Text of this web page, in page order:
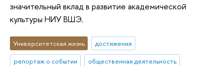
значительный вклад в развитие академической
культуры НИУ ВШЭ.
Университетская жизнь
достижения
репортаж о событии
общественная деятельность